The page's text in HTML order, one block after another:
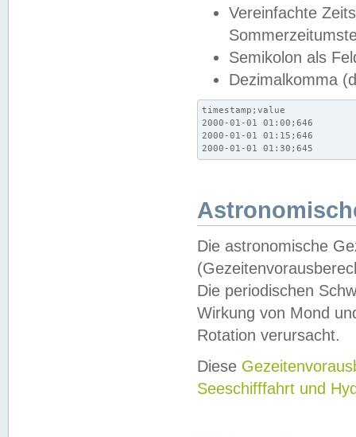
Vereinfachte
Semikolon als
Dezimalkomma
timestamp;value
2000-01-01 01:00;646
2000-01-01 01:15;646
2000-01-01 01:30;645
Die astronomische
Die periodischen
Wirkung von Mond
Rotation verursacht.
Diese
Seeschifffahrt und